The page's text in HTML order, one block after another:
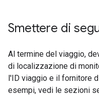
Smettere di
Al termine del viaggio,
di localizzazione di
l'ID viaggio e il fornitore
esempi, vedi le sezioni